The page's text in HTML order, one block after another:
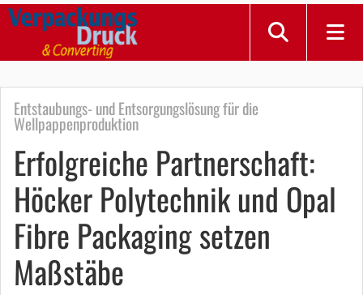
Entstaubungs- und Entsorgungslösung für die
Wellpappenproduktion
Erfolgreiche Partnerschaft:
Höcker Polytechnik und Opal
Fibre Packaging setzen
Maßstäbe